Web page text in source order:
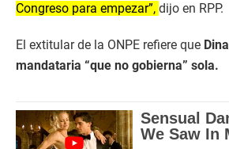
Congreso para empezar”, dijo en RPP.
El extitular de la ONPE refiere que
mandataria “que no gobierna” sola.